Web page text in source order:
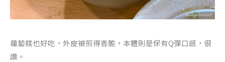
蘿蔔糕也好吃，外皮被煎得香脆，本體則是保有Q彈口感，很
讚。